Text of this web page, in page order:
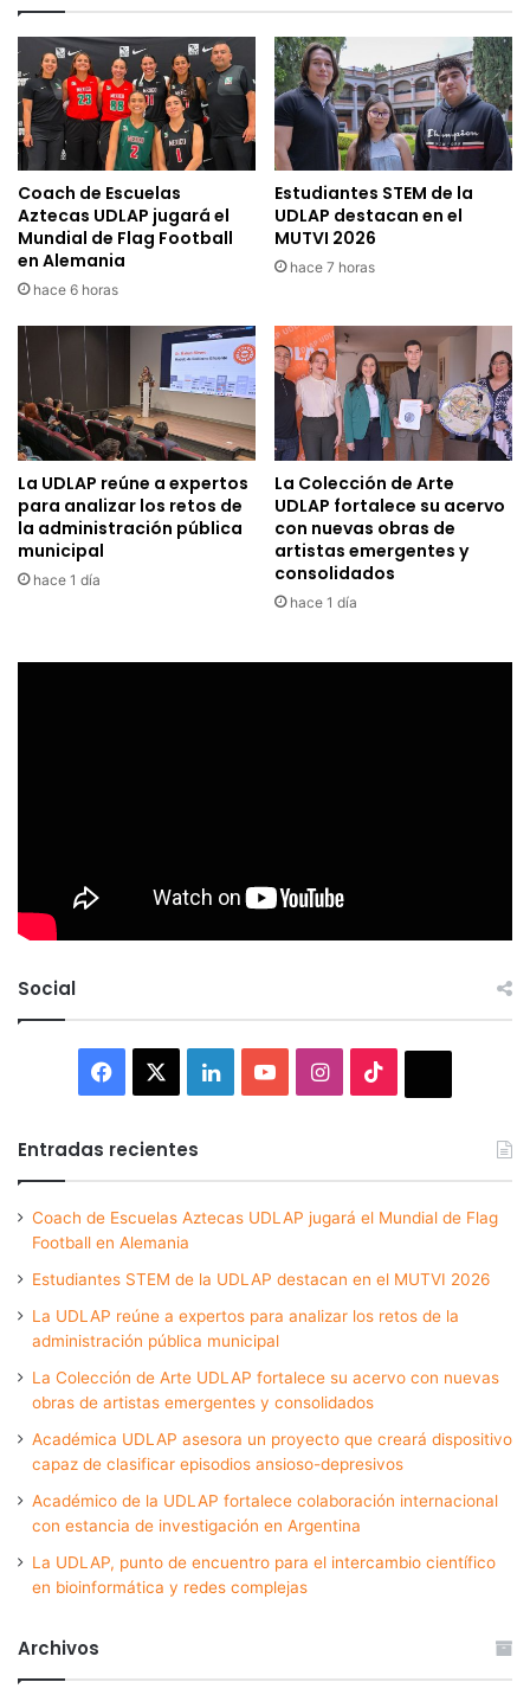
Coach de Escuelas
Aztecas UDLAP jugará el
Mundial de Flag Football
en Alemania
hace 6 horas
Estudiantes STEM de la
UDLAP destacan en el
MUTVI 2026
hace 7 horas
La UDLAP reúne a expertos
para analizar los retos de
la administración pública
municipal
hace 1 día
La Colección de Arte
UDLAP fortalece su acervo
con nuevas obras de
artistas emergentes y
consolidados
hace 1 día
Social
Facebook LinkedInYouTubeInstagram
Entradas recientes
Coach de Escuelas Aztecas UDLAP jugará el Mundial de Flag
Football en Alemania
Estudiantes STEM de la UDLAP destacan en el MUTVI 2026
La UDLAP reúne a expertos para analizar los retos de la
administración pública municipal
La Colección de Arte UDLAP fortalece su acervo con nuevas
obras de artistas emergentes y consolidados
Académica UDLAP asesora un proyecto que creará dispositivo
capaz de clasificar episodios ansioso-depresivos
Académico de la UDLAP fortalece colaboración internacional
con estancia de investigación en Argentina
La UDLAP, punto de encuentro para el intercambio científico
en bioinformática y redes complejas
Archivos